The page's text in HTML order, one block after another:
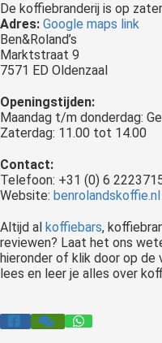
De koffiebranderij is op
Adres: Google maps link
Ben&Roland’s
Marktstraat 9
7571 ED Oldenzaal
Openingstijden:
Maandag t/m donderdag:
Zaterdag: 11.00 tot 14.00
Contact:
Telefoon: +31 (0) 6
Website: benrolandskoffie.nl
Altijd al koffiebars,
reviewen? Laat het ons
hieronder of klik door op de
lees en leer je alles over